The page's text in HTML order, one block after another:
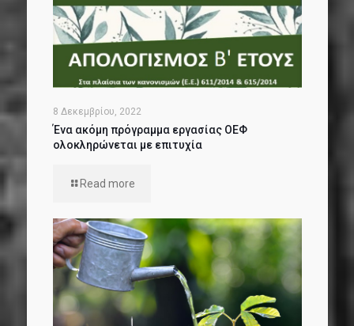
8 Δεκεμβρίου, 2022
Ένα ακόμη πρόγραμμα εργασίας ΟΕΦ
ολοκληρώνεται με επιτυχία
Read more